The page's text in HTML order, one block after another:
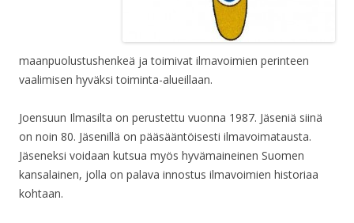
maanpuolustushenkeä ja toimivat ilmavoimien perinteen
vaalimisen hyväksi toiminta-alueillaan.
Joensuun Ilmasilta on perustettu vuonna 1987. Jäseniä siinä
on noin 80. Jäsenillä on pääsääntöisesti ilmavoimatausta.
Jäseneksi voidaan kutsua myös hyvämaineinen Suomen
kansalainen, jolla on palava innostus ilmavoimien historiaa
kohtaan.